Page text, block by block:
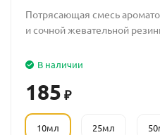
Потрясающая смесь
и сочной жевательной
В наличии
185 ₽
10мл 25мл